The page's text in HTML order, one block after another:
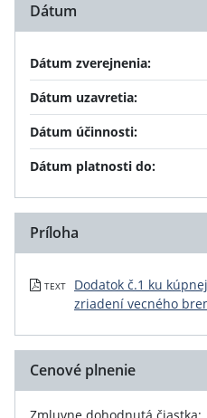
Dátum
Dátum zverejnenia:
Dátum uzavretia:
Dátum účinnosti:
Dátum platnosti do:
Príloha
TEXT
Dodatok č.1 ku
zriadení vecného
Cenové plnenie